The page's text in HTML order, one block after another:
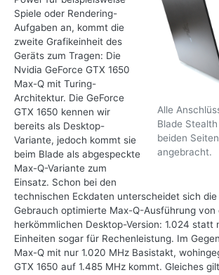
Alle
Blade
beiden
angebracht.
Spiele oder Rendering-
Aufgaben an, kommt die
zweite Grafikeinheit des
Geräts zum Tragen: Die
Nvidia GeForce GTX 1650
Max-Q mit Turing-
Architektur. Die GeForce
GTX 1650 kennen wir
bereits als Desktop-
Variante, jedoch kommt sie
beim Blade als abgespeckte
Max-Q-Variante zum
Einsatz. Schon bei den
technischen Eckdaten unterscheidet sich
Gebrauch optimierte Max-Q-Ausführung von
herkömmlichen Desktop-Version: 1.024 statt
Einheiten sogar für Rechenleistung. Im
Max-Q mit nur 1.020 MHz Basistakt,
GTX 1650 auf 1.485 MHz kommt. Gleiches